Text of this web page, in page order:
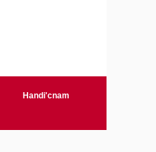
Handi'cnam